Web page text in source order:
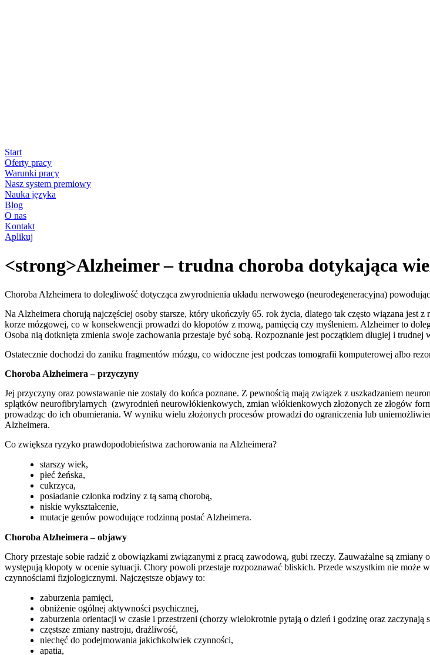
Start
Oferty pracy
Warunki pracy
Nasz system premiowy
Nauka języka
Blog
O nas
Kontakt
Aplikuj
<strong>Alzheimer – trudna choroba dotykająca
Choroba Alzheimera to dolegliwość dotycząca zwyrodnienia układu nerwowego (neurodegeneracyjna)
Na Alzheimera chorują najczęściej osoby starsze, który ukończyły 65. rok życia, dlatego tak często wiązana
korze mózgowej, co w konsekwencji prowadzi do kłopotów z mową, pamięcią czy myśleniem. Alzheimer to
Osoba nią dotknięta zmienia swoje zachowania przestaje być sobą. Rozpoznanie jest początkiem długiej i
Ostatecznie dochodzi do zaniku fragmentów mózgu, co widoczne jest podczas tomografii komputerowej albo
Choroba Alzheimera – przyczyny
Jej przyczyny oraz powstawanie nie zostały do końca poznane. Z pewnością mają związek z uszkadzaniem
splątków neurofibrylarnych (zwyrodnień neurowłókienkowych, zmian włókienkowych złożonych ze złogów
prowadząc do ich obumierania. W wyniku wielu złożonych procesów prowadzi do ograniczenia lub
Alzheimera.
Co zwiększa ryzyko prawdopodobieństwa zachorowania na Alzheimera?
starszy wiek,
płeć żeńska,
cukrzyca,
posiadanie członka rodziny z tą samą chorobą,
niskie wykształcenie,
mutacje genów powodujące rodzinną postać Alzheimera.
Choroba Alzheimera – objawy
Chory przestaje sobie radzić z obowiązkami związanymi z pracą zawodową, gubi rzeczy. Zauważalne są
występują kłopoty w ocenie sytuacji. Chory powoli przestaje rozpoznawać bliskich. Przede wszystkim nie może
czynnościami fizjologicznymi. Najczęstsze objawy to:
zaburzenia pamięci,
obniżenie ogólnej aktywności psychicznej,
zaburzenia orientacji w czasie i przestrzeni (chorzy wielokrotnie pytają o dzień i godzinę oraz zaczynają
częstsze zmiany nastroju, drażliwość,
niechęć do podejmowania jakichkolwiek czynności,
apatia,